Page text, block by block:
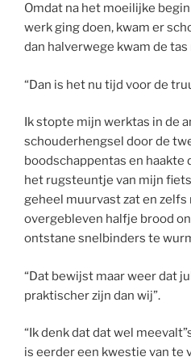
Omdat na het moeilijke
werk ging doen, kwam er
dan halverwege kwam de tas
“Dan is het nu tijd voor de
Ik stopte mijn werktas in de
schouderhengsel door de
boodschappentas en haakte
het rugsteuntje van mijn
geheel muurvast zat en
overgebleven halfje brood
ontstane snelbinders te
“Dat bewijst maar weer dat
praktischer zijn dan wij”.
“Ik denk dat dat wel
is eerder een kwestie van te